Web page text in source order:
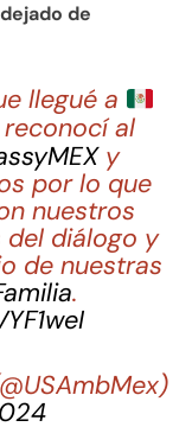
de
llegué a
reconocí al
y
por lo que
nuestros
diálogo y
de nuestras
.